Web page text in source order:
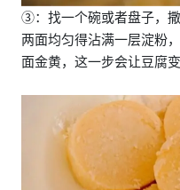
③：找一个碗或者盘子，
两面均匀得沾满一层淀粉
面金黄，这一步会让豆腐